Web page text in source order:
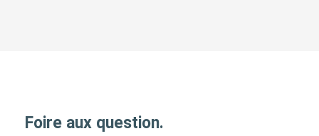
Foire aux question.